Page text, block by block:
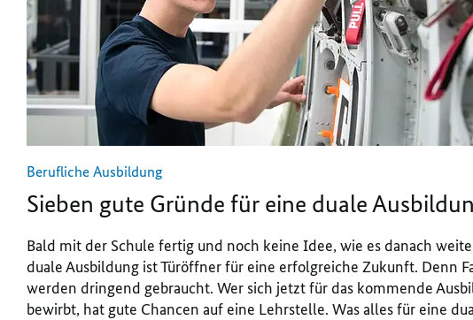
Berufliche Ausbildung
Sieben gute Gründe für eine duale
Bald mit der Schule fertig und noch keine Idee, wie es danach
duale Ausbildung ist Türöffner für eine erfolgreiche Zukunft. Denn
werden dringend gebraucht. Wer sich jetzt für das kommende
bewirbt, hat gute Chancen auf eine Lehrstelle. Was alles für eine